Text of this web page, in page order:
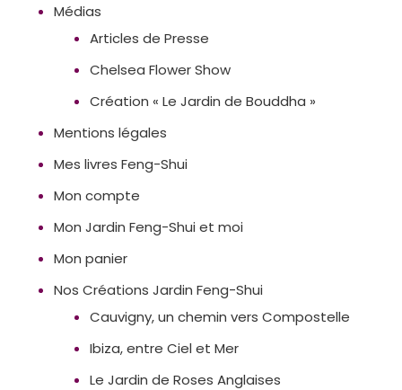
Médias
Articles de Presse
Chelsea Flower Show
Création « Le Jardin de Bouddha »
Mentions légales
Mes livres Feng-Shui
Mon compte
Mon Jardin Feng-Shui et moi
Mon panier
Nos Créations Jardin Feng-Shui
Cauvigny, un chemin vers Compostelle
Ibiza, entre Ciel et Mer
Le Jardin de Roses Anglaises